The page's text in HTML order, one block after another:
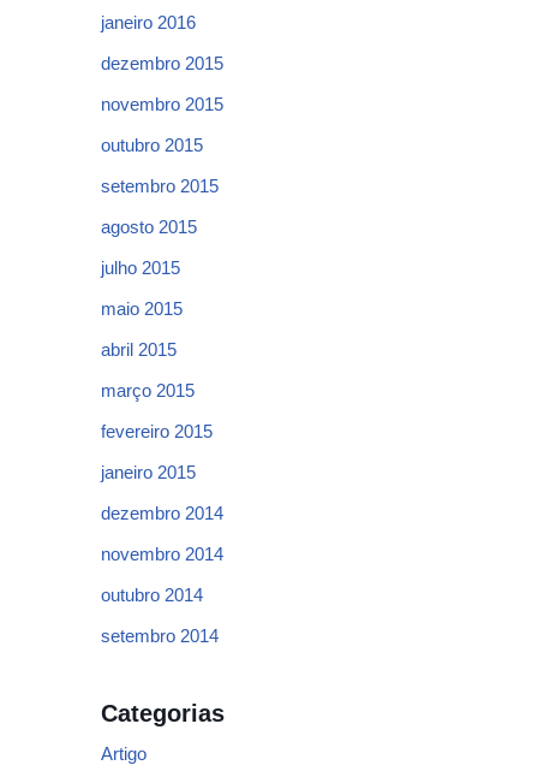
janeiro 2016
dezembro 2015
novembro 2015
outubro 2015
setembro 2015
agosto 2015
julho 2015
maio 2015
abril 2015
março 2015
fevereiro 2015
janeiro 2015
dezembro 2014
novembro 2014
outubro 2014
setembro 2014
Categorias
Artigo